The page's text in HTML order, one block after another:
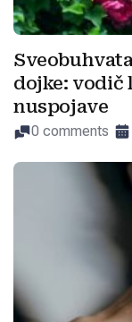
dojke: vodič
nuspojave
0 comments